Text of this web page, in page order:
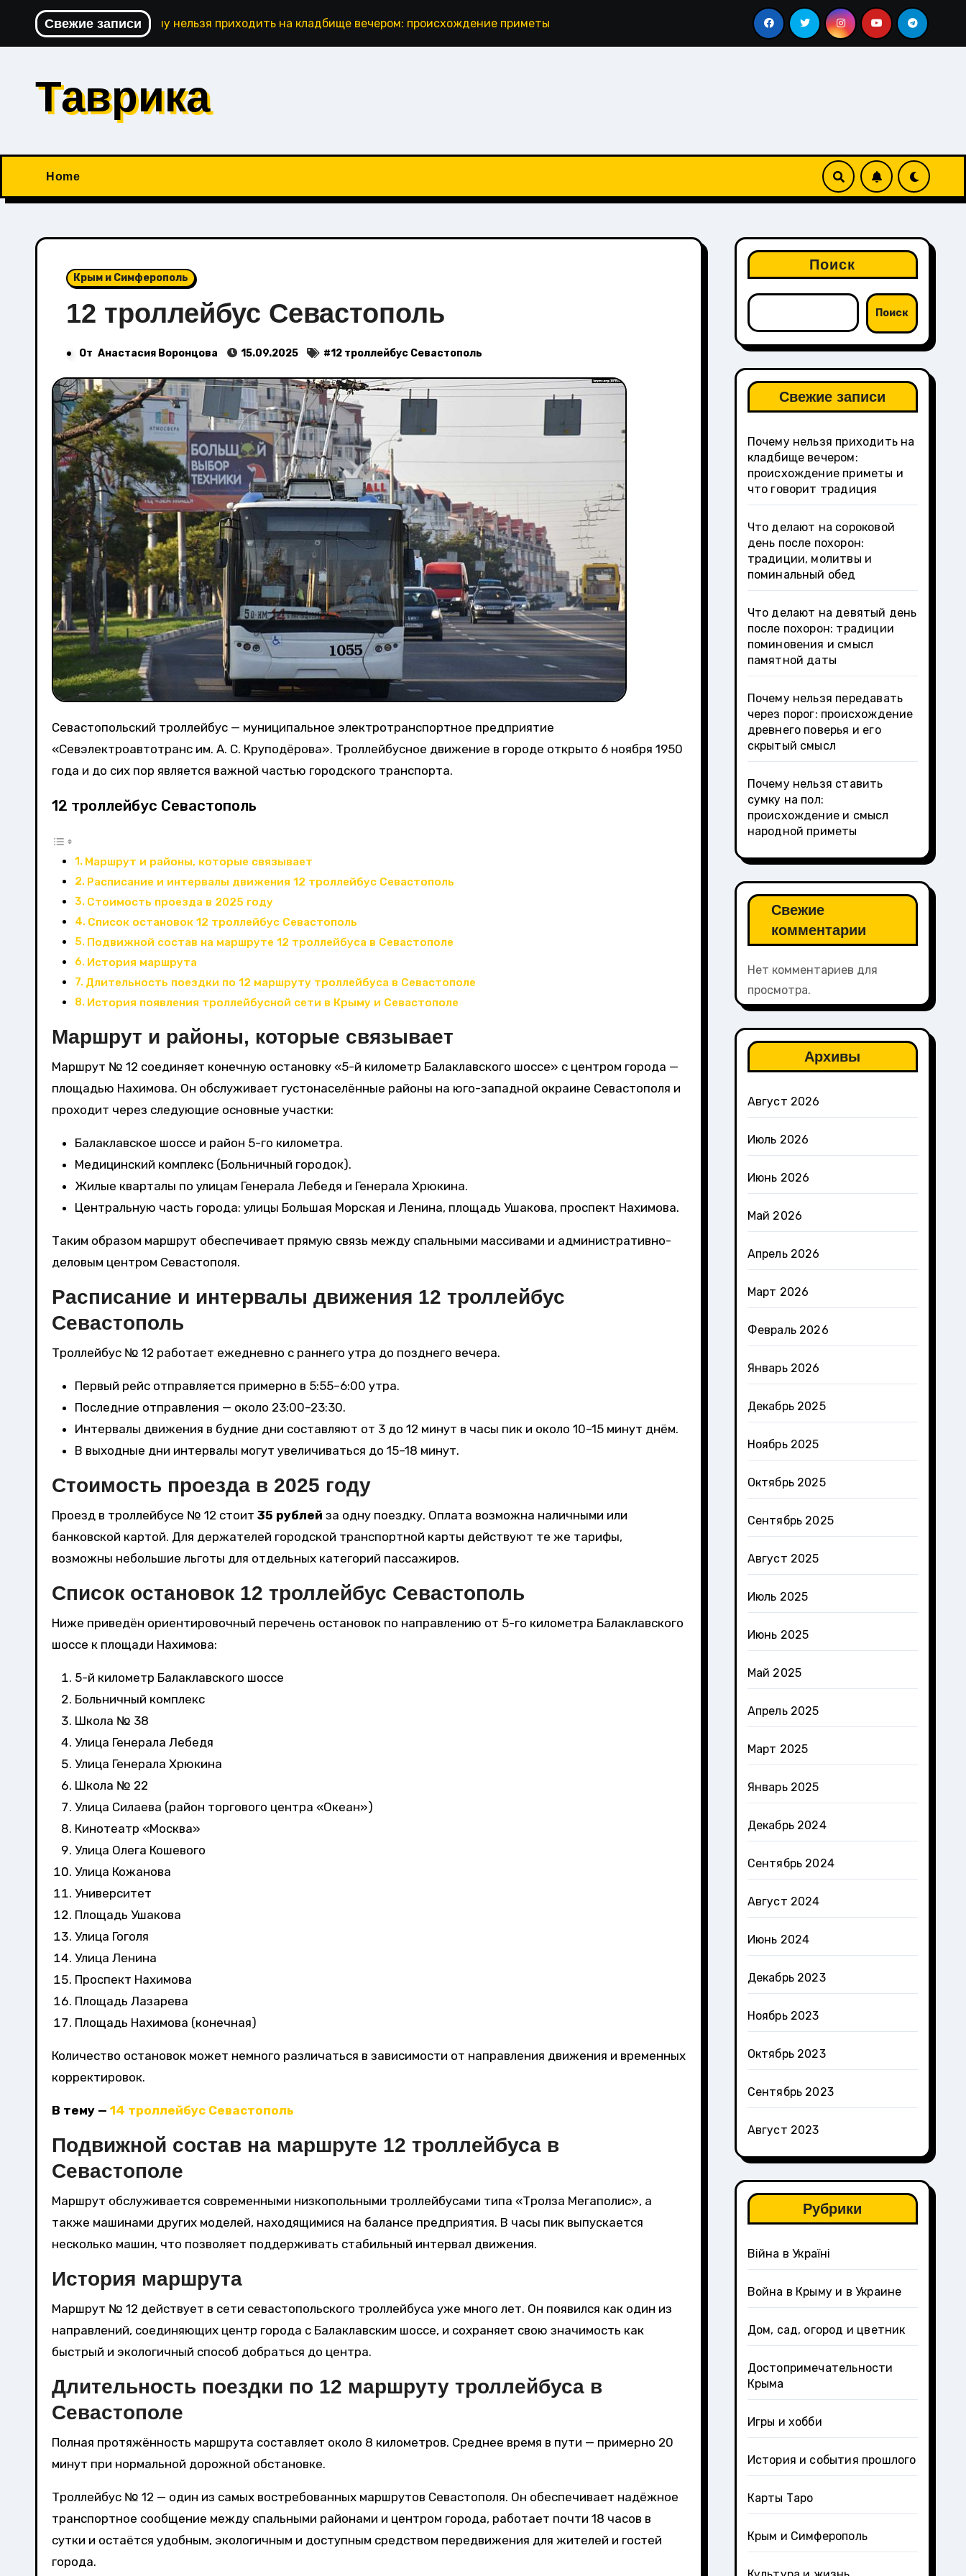
Перейти
содержимому
Свежие записиПочему нельзя приходить на кладбище вечером: происхождение приметы и что говорит традиция Что делают на сороковой день после
Таврика
Home
Крым и Симферополь
12 троллейбус Севастополь
От Анастасия Воронцова 15.09.2025 #12 троллейбус Севастополь
Севастопольский троллейбус — муниципальное электротранспортное предприятие
«Севэлектроавтотранс им. А. С. Круподёрова». Троллейбусное движение в городе открыто 6 ноября 1950
года и до сих пор является важной частью городского транспорта.
12 троллейбус Севастополь
Маршрут и районы, которые связывает
Расписание и интервалы движения 12 троллейбус Севастополь
Стоимость проезда в 2025 году
Список остановок 12 троллейбус Севастополь
Подвижной состав на маршруте 12 троллейбуса в Севастополе
История маршрута
Длительность поездки по 12 маршруту троллейбуса в Севастополе
История появления троллейбусной сети в Крыму и Севастополе
Маршрут и районы, которые связывает
Маршрут № 12 соединяет конечную остановку «5-й километр Балаклавского шоссе» с центром города —
площадью Нахимова. Он обслуживает густонаселённые районы на юго-западной окраине Севастополя и
проходит через следующие основные участки:
Балаклавское шоссе и район 5-го километра.
Медицинский комплекс (Больничный городок).
Жилые кварталы по улицам Генерала Лебедя и Генерала Хрюкина.
Центральную часть города: улицы Большая Морская и Ленина, площадь Ушакова, проспект Нахимова.
Таким образом маршрут обеспечивает прямую связь между спальными массивами и административно-
деловым центром Севастополя.
Расписание и интервалы движения 12 троллейбус
Севастополь
Троллейбус № 12 работает ежедневно с раннего утра до позднего вечера.
Первый рейс отправляется примерно в 5:55–6:00 утра.
Последние отправления — около 23:00–23:30.
Интервалы движения в будние дни составляют от 3 до 12 минут в часы пик и около 10–15 минут днём.
В выходные дни интервалы могут увеличиваться до 15–18 минут.
Стоимость проезда в 2025 году
Проезд в троллейбусе № 12 стоит 35 рублей за одну поездку. Оплата возможна наличными или
банковской картой. Для держателей городской транспортной карты действуют те же тарифы,
возможны небольшие льготы для отдельных категорий пассажиров.
Список остановок 12 троллейбус Севастополь
Ниже приведён ориентировочный перечень остановок по направлению от 5-го километра Балаклавского
шоссе к площади Нахимова:
5-й километр Балаклавского шоссе
Больничный комплекс
Школа № 38
Улица Генерала Лебедя
Улица Генерала Хрюкина
Школа № 22
Улица Силаева (район торгового центра «Океан»)
Кинотеатр «Москва»
Улица Олега Кошевого
Улица Кожанова
Университет
Площадь Ушакова
Улица Гоголя
Улица Ленина
Проспект Нахимова
Площадь Лазарева
Площадь Нахимова (конечная)
Количество остановок может немного различаться в зависимости от направления движения и временных
корректировок.
В тему — 14 троллейбус Севастополь
Подвижной состав на маршруте 12 троллейбуса в
Севастополе
Маршрут обслуживается современными низкопольными троллейбусами типа «Тролза Мегаполис», а
также машинами других моделей, находящимися на балансе предприятия. В часы пик выпускается
несколько машин, что позволяет поддерживать стабильный интервал движения.
История маршрута
Маршрут № 12 действует в сети севастопольского троллейбуса уже много лет. Он появился как один из
направлений, соединяющих центр города с Балаклавским шоссе, и сохраняет свою значимость как
быстрый и экологичный способ добраться до центра.
Длительность поездки по 12 маршруту троллейбуса в
Севастополе
Полная протяжённость маршрута составляет около 8 километров. Среднее время в пути — примерно 20
минут при нормальной дорожной обстановке.
Троллейбус № 12 — один из самых востребованных маршрутов Севастополя. Он обеспечивает надёжное
транспортное сообщение между спальными районами и центром города, работает почти 18 часов в
сутки и остаётся удобным, экологичным и доступным средством передвижения для жителей и гостей
города.
Поиск
Поиск
Свежие записи
Почему нельзя приходить на
кладбище вечером:
происхождение приметы и
что говорит традиция
Что делают на сороковой
день после похорон:
традиции, молитвы и
поминальный обед
Что делают на девятый день
после похорон: традиции
поминовения и смысл
памятной даты
Почему нельзя передавать
через порог: происхождение
древнего поверья и его
скрытый смысл
Почему нельзя ставить
сумку на пол:
происхождение и смысл
народной приметы
Свежие
комментарии
Нет комментариев для
просмотра.
Архивы
Август 2026
Июль 2026
Июнь 2026
Май 2026
Апрель 2026
Март 2026
Февраль 2026
Январь 2026
Декабрь 2025
Ноябрь 2025
Октябрь 2025
Сентябрь 2025
Август 2025
Июль 2025
Июнь 2025
Май 2025
Апрель 2025
Март 2025
Январь 2025
Декабрь 2024
Сентябрь 2024
Август 2024
Июнь 2024
Декабрь 2023
Ноябрь 2023
Октябрь 2023
Сентябрь 2023
Август 2023
Рубрики
Війна в Україні
Война в Крыму и в Украине
Дом, сад, огород и цветник
Достопримечательности
Крыма
Игры и хобби
История и события прошлого
Карты Таро
Крым и Симферополь